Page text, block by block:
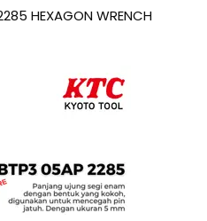
HEXAGON WRENCH